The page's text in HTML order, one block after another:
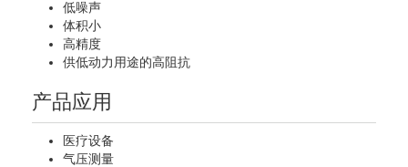
低噪声
体积小
高精度
供低动力用途的高阻抗
产品应用
医疗设备
气压测量